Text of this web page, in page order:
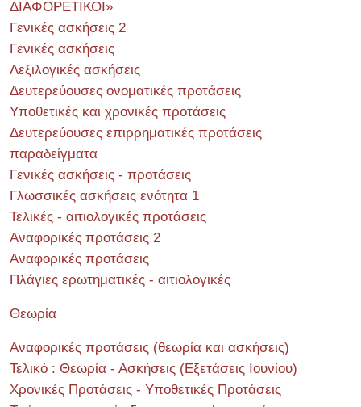
ΔΙΑΦΟΡΕΤΙΚΟΙ»
Γενικές ασκήσεις 2
Γενικές ασκήσεις
Λεξιλογικές ασκήσεις
Δευτερεύουσες ονοματικές προτάσεις
Υποθετικές και χρονικές προτάσεις
Δευτερεύουσες επιρρηματικές προτάσεις
παραδείγματα
Γενικές ασκήσεις - προτάσεις
Γλωσσικές ασκήσεις ενότητα 1
Τελικές - αιτιολογικές προτάσεις
Αναφορικές προτάσεις 2
Αναφορικές προτάσεις
Πλάγιες ερωτηματικές - αιτιολογικές
Θεωρία
Αναφορικές προτάσεις (θεωρία και ασκήσεις)
Τελικό : Θεωρία - Ασκήσεις (Εξετάσεις Ιουνίου)
Χρονικές Προτάσεις - Υποθετικές Προτάσεις